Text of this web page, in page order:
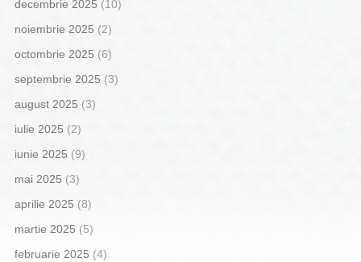
decembrie 2025 (10)
noiembrie 2025 (2)
octombrie 2025 (6)
septembrie 2025 (3)
august 2025 (3)
iulie 2025 (2)
iunie 2025 (9)
mai 2025 (3)
aprilie 2025 (8)
martie 2025 (5)
februarie 2025 (4)